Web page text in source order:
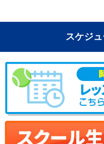
スケジ